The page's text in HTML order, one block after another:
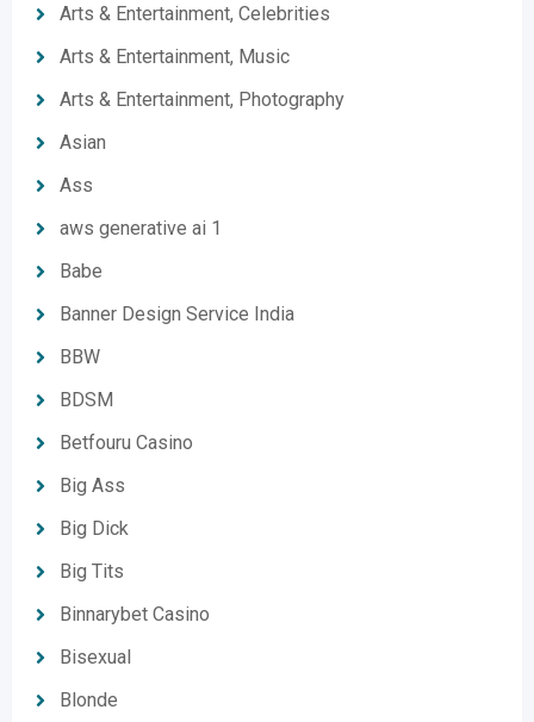
Arts & Entertainment, Celebrities
Arts & Entertainment, Music
Arts & Entertainment, Photography
Asian
Ass
aws generative ai 1
Babe
Banner Design Service India
BBW
BDSM
Betfouru Casino
Big Ass
Big Dick
Big Tits
Binnarybet Casino
Bisexual
Blonde